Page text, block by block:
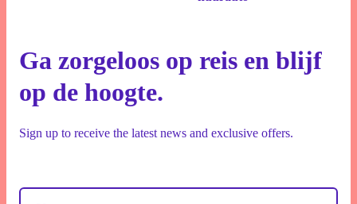
Ga zorgeloos op reis en blijf
op de hoogte.
Sign up to receive the latest news and exclusive offers.